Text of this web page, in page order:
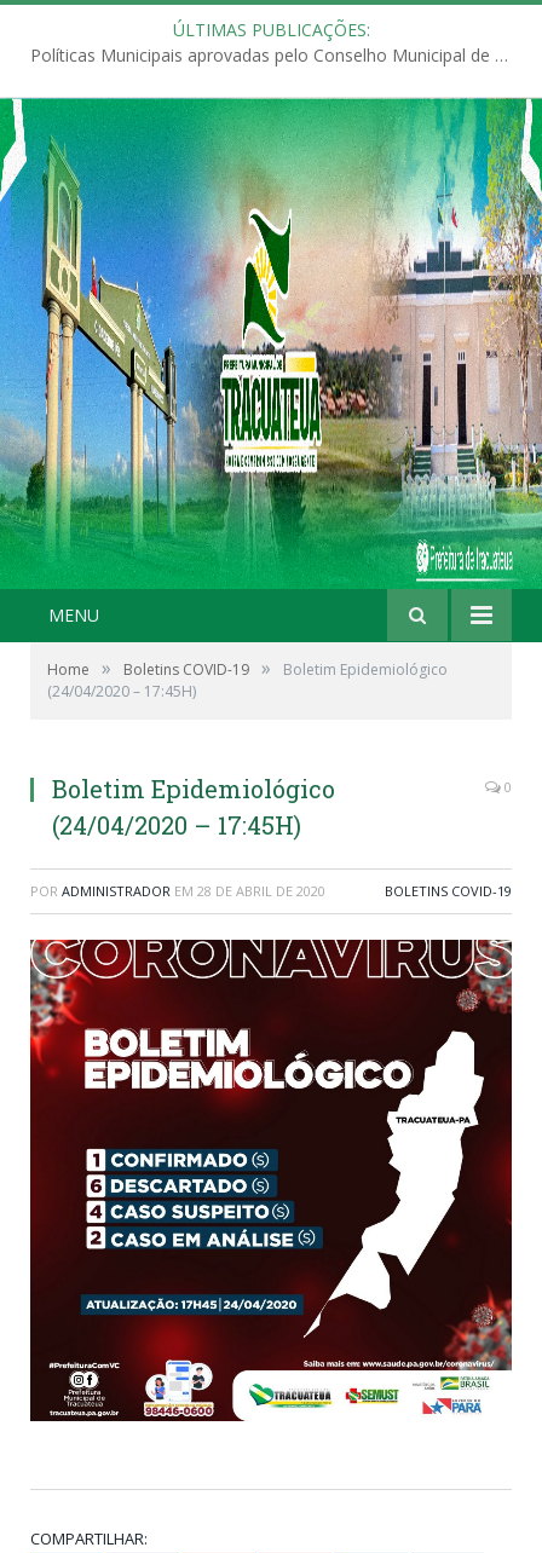
ÚLTIMAS PUBLICAÇÕES:
Políticas Municipais aprovadas pelo Conselho Municipal de Educação (CME)
MENU
Home » Boletins COVID-19 »
Boletim Epidemiológico
(24/04/2020 – 17:45H)
Boletim Epidemiológico
(24/04/2020 – 17:45H)
0
POR ADMINISTRADOR EM 28 DE ABRIL DE 2020 BOLETINS COVID-19
COMPARTILHAR: